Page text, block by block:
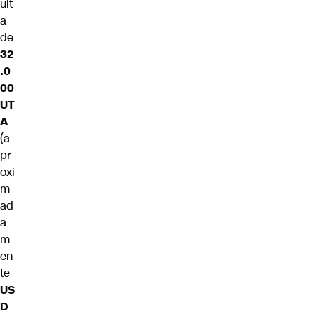
ult
a
de
32
.0
00
UT
A
(a
pr
oxi
m
ad
a
m
en
te
US
D